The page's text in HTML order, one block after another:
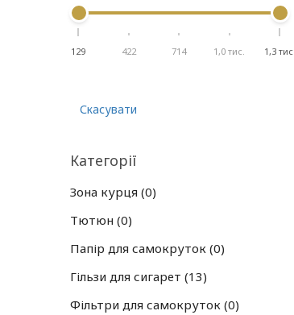
129 422 714 1,0 тис. 1,3 тис.
Скасувати
Категорії
Зона курця 0
Тютюн 0
Папір для самокруток 0
Гільзи для сигарет 13
Фільтри для самокруток 0